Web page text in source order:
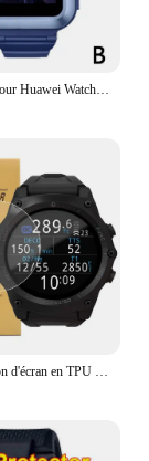
Étui de montre pour Huawei Watch KIDS 4 PRO, coque TPU PC, protection d'écran, lentille résistante aux rayures, film Guatemala
Film de protection d'écran en TPU pour peau de mouton, 3 pièces